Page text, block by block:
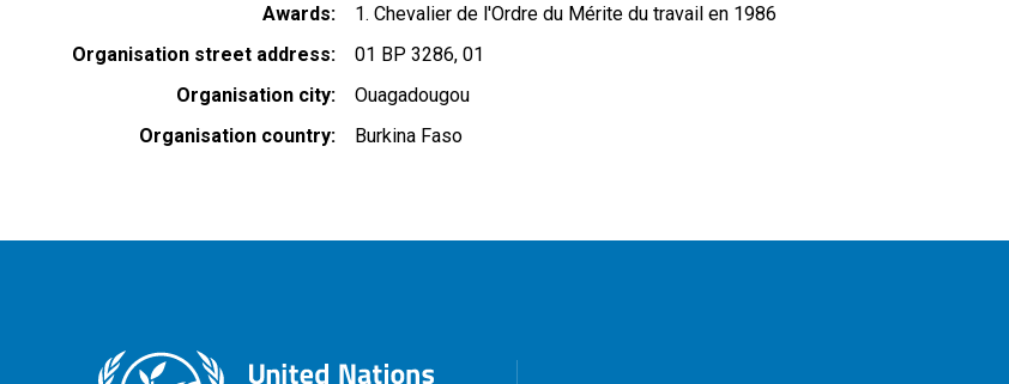
Awards
1. Chevalier de l'Ordre du Mérite du travail en 1986
Organisation street address
01 BP 3286, 01
Organisation city
Ouagadougou
Organisation country
Burkina Faso